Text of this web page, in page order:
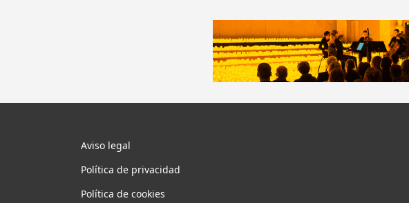
Aviso legal
Política de privacidad
Política de cookies